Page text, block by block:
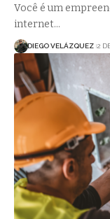
Você é um
internet…
DIEGO VELÁZQUEZ 2